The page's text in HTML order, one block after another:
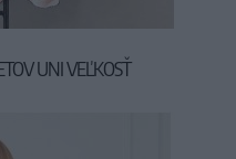
UNI VEĽKOSŤ